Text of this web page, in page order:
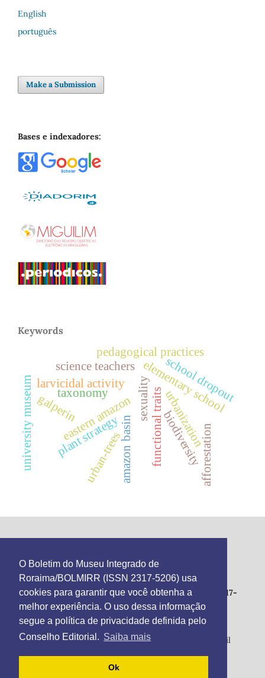
O Boletim do Museu Integrado de
Roraima/BOLMIRR (ISSN 2317-5206) usa
cookies para garantir que você obtenha a
melhor experiência. O uso dessa informação
segue a política de privacidade definida pelo
Conselho Editorial. Saiba mais
Ok
English
português
Make a Submission
Bases e indexadores:
Keywords
biodiversity
amazon basin
taxonomy sexuality
elementary school
science teachers
pedagogical practices
eastern amazon functional traits
plant strategy afforestation
urban-trees
urbanization
galperin
larvicidal activity school dropout
university museum
This work is licensed under the Creative Commons
Atribuição 4.0 Internacional .
Boletim do Museu Integrado de Roraima - ISSN 2317-
5206
Integrated Museum of Roraima
Av. Brigadeiro Eduardo Gomes, 1128 – Parque Anauá,
Aeroporto. Zip code: 69330-640, Boa Vista/RR, Brazil
E-mail: bolmirr@gmail.com